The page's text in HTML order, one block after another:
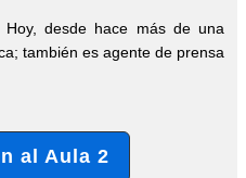
desde hace más de una
también es agente de prensa
al Aula 2